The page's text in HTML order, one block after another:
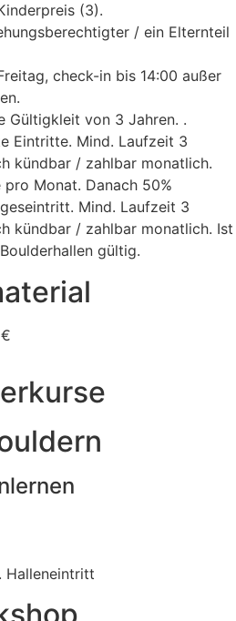
(3).
/ ein Elternteil
check-in bis 14:00 außer
Gültigkleit von 3 Jahren. .
Eintritte. Mind. Laufzeit 3
kündbar / zahlbar monatlich.
Monat. Danach 50%
Mind. Laufzeit 3
kündbar / zahlbar monatlich. Ist
gültig.
Halleneintritt